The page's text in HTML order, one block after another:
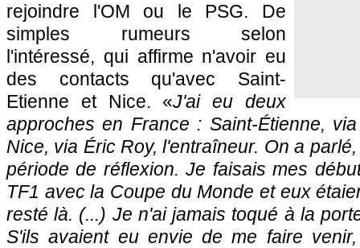
rejoindre l'OM ou le PSG. De
simples rumeurs selon
l'intéressé, qui affirme n'avoir eu
des contacts qu'avec Saint-
Etienne et Nice. «J'ai eu deux
approches en France : Saint-Étienne,
Nice, via Éric Roy, l'entraîneur. On a
période de réflexion. Je faisais mes
TF1 avec la Coupe du Monde et eux
resté là. (...) Je n'ai jamais toqué à la
S'ils avaient eu envie de me faire